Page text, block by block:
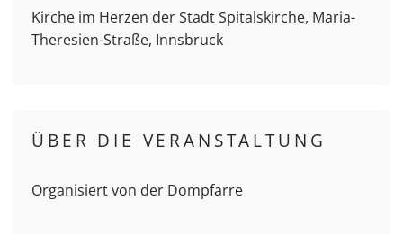
Kirche im Herzen der Stadt Spitalskirche, Maria-
Theresien-Straße, Innsbruck
ÜBER DIE VERANSTALTUNG
Organisiert von der Dompfarre